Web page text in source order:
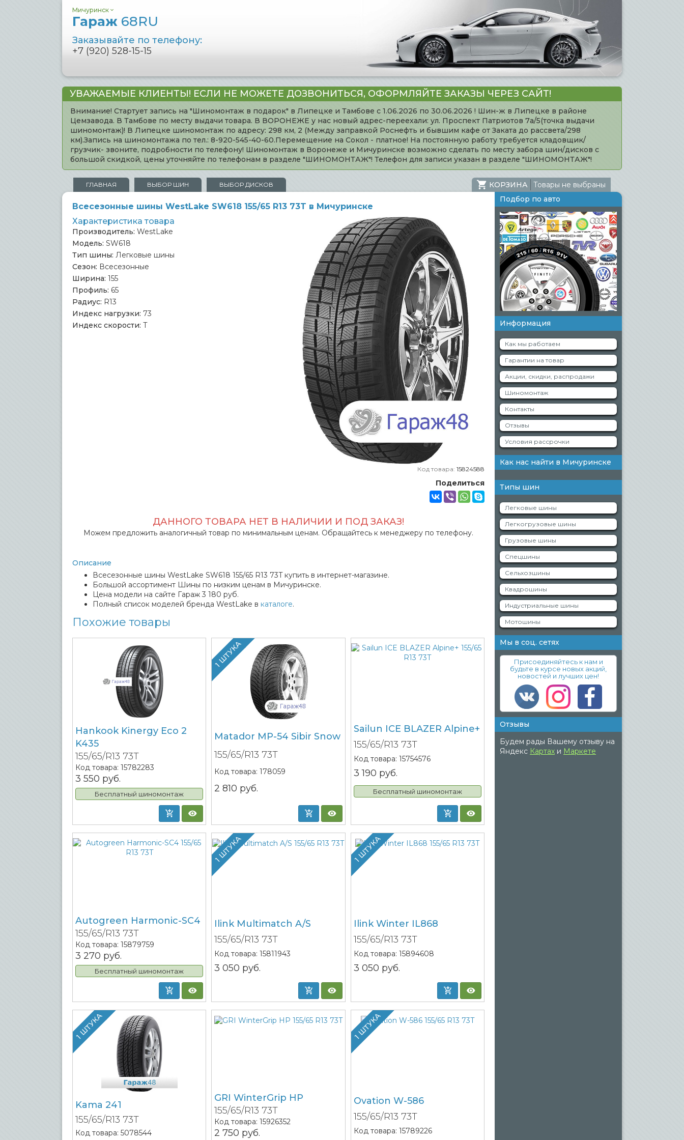
Мичуринск
Гараж 68RU
Заказывайте по телефону:
+7 (920) 528-15-15
УВАЖАЕМЫЕ КЛИЕНТЫ! ЕСЛИ НЕ МОЖЕТЕ ДОЗВОНИТЬСЯ, ОФОРМЛЯЙТЕ ЗАКАЗЫ ЧЕРЕЗ САЙТ!
Внимание! Стартует запись на "Шиномонтаж в подарок" в Липецке и Тамбове с 1.06.2026 по 30.06.2026 ! Шин-ж в Липецке в районе
Цемзавода. В Тамбове по месту выдачи товара. В ВОРОНЕЖЕ у нас новый адрес-переехали: ул. Проспект Патриотов 7а/5(точка выдачи
шиномонтаж)! В Липецке шиномонтаж по адресу: 298 км, 2 (Между заправкой Роснефть и бывшим кафе от Заката до рассвета/298
км).Запись на шиномонтажа по тел.: 8-920-545-40-60.Перемещение на Сокол - платное! На постоянную работу требуется кладовщик/
грузчик- звоните, подробности по телефону! Шиномонтаж в Воронеже и Мичуринске возможно сделать по месту забора шин/дисков с
большой скидкой, цены уточняйте по телефонам в разделе "ШИНОМОНТАЖ"! Телефон для записи указан в разделе "ШИНОМОНТАЖ"!
ГЛАВНАЯ ВЫБОР ШИН ВЫБОР ДИСКОВ КОРЗИНА Товары не выбраны
Всесезонные шины WestLake SW618 155/65 R13 73T в Мичуринске
Характеристика товара
Производитель: WestLake
Модель: SW618
Тип шины: Легковые шины
Сезон: Всесезонные
Ширина: 155
Профиль: 65
Радиус: R13
Индекс нагрузки: 73
Индекс скорости: T
Код товара: 15824588
Поделиться
ДАННОГО ТОВАРА НЕТ В НАЛИЧИИ И ПОД ЗАКАЗ!
Можем предложить аналогичный товар по минимальным ценам. Обращайтесь к менеджеру по телефону.
Описание
Всесезонные шины WestLake SW618 155/65 R13 73T купить в интернет-магазине.
Большой ассортимент Шины по низким ценам в Мичуринске.
Цена модели на сайте Гараж 3 180 руб.
Полный список моделей бренда WestLake в каталоге.
Похожие товары
Hankook Kinergy Eco 2
K435
155/65/R13 73T
Код товара: 15782283
3 550 руб.
Бесплатный шиномонтаж
1 ШТУКА
Matador MP-54 Sibir Snow
155/65/R13 73T
Код товара:178059
2 810 руб.
Sailun ICE BLAZER Alpine+
155/65/R13 73T
Код товара: 15754576
3 190 руб.
Бесплатный шиномонтаж
Autogreen Harmonic-SC4
155/65/R13 73T
Код товара: 15879759
3 270 руб.
Бесплатный шиномонтаж
1 ШТУКА
Ilink Multimatch A/S
155/65/R13 73T
Код товара:15811943
3 050 руб.
1 ШТУКА
Ilink Winter IL868
155/65/R13 73T
Код товара: 15894608
3 050 руб.
1 ШТУКА
Kama 241
155/65/R13 73T
Код товара: 5078544
GRI WinterGrip HP
155/65/R13 73T
Код товара:15926352
2 750 руб.
1 ШТУКА
Ovation W-586
155/65/R13 73T
Код товара: 15789226
Подбор по авто
Информация
Как мы работаем
Гарантии на товар
Акции, скидки, распродажи
Шиномонтаж
Контакты
Отзывы
Условия рассрочки
Как нас найти в Мичуринске
Типы шин
Легковые шины
Легкогрузовые шины
Грузовые шины
Спецшины
Сельхозшины
Квадрошины
Индустриальные шины
Мотошины
Мы в соц. сетях
Присоединяйтесь к нам и
будьте в курсе новых акций,
новостей и лучших цен!
Отзывы
Будем рады Вашему отзыву на
Яндекс Картах и Маркете